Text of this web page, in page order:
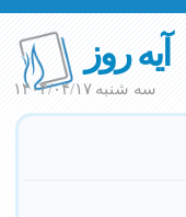
آیه روز
سه شنبه ۱۴۰۴/۰۴/۱۷